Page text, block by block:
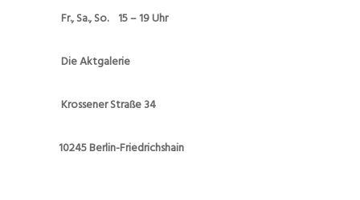
Fr., Sa., So. 15 – 19 Uhr
Die Aktgalerie
Krossener Straße 34
10245 Berlin-Friedrichshain